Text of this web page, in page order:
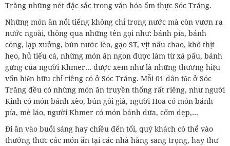
Trăng những nét đặc sắc trong văn hóa ẩm thực Sóc Trăng.
Những món ăn nổi tiếng không chỉ trong nước mà còn vươn ra
nước ngoài, thông qua những tên gọi như: bánh pía, bánh
cóng, lạp xưởng, bún nước lèo, gạo ST, vịt nấu chao, khô thịt
heo, hủ tiếu cá, những món ăn ngon được làm từ xá pấu, bánh
gừng của người Khmer… được xem như là những thương hiệu
vốn hiện hữu chỉ riêng có ở Sóc Trăng. Mỗi 01 dân tộc ở Sóc
Trăng đều có những món ăn truyền thống rất riêng, như người
Kinh có món bánh xèo, bún gỏi già, người Hoa có món bánh
pía, mè láo, người Khmer có món bánh dứa, cốm dẹp,…
Đi ăn vào buổi sáng hay chiều đến tối, quý khách có thể vào
thưởng thức các món ăn tại các nhà hàng sang trọng, hay thư